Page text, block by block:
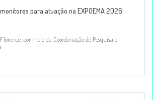
para atuação na EXPOEMA 2026
por meio da Coordenação de Pesquisa e